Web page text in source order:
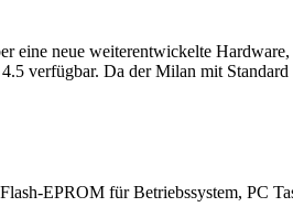
eine neue weiterentwickelte Hardware,
verfügbar. Da der Milan mit Standard
EPROM für Betriebssystem, PC